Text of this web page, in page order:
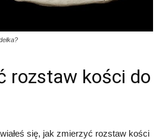
rozstaw kości do
się, jak zmierzyć rozstaw kości